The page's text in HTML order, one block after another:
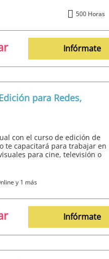
500 Horas
Infórmate
para Redes,
con el curso de edición de
te capacitará para trabajar en
para cine, televisión o
y 1 más
Infórmate